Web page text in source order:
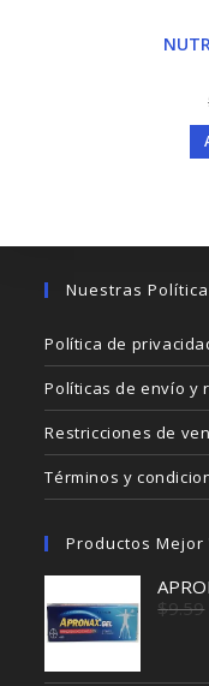
Nuestras
Política de
Políticas de envío y
Restricciones de
Términos y
Productos Mejor
$9.59